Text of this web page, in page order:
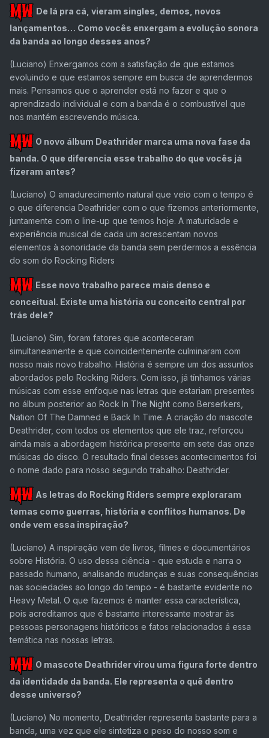
De lá pra cá, vieram singles, demos, novos
lançamentos… Como vocês enxergam a evolução sonora
da banda ao longo desses anos?
(Luciano) Enxergamos com a satisfação de que estamos
evoluindo e que estamos sempre em busca de aprendermos
mais. Pensamos que o aprender está no fazer e que o
aprendizado individual e com a banda é o combustível que
nos mantém escrevendo música.
O novo álbum Deathrider marca uma nova fase da
banda. O que diferencia esse trabalho do que vocês já
fizeram antes?
(Luciano) O amadurecimento natural que veio com o tempo é
o que diferencia Deathrider com o que fizemos anteriormente,
juntamente com o line-up que temos hoje. A maturidade e
experiência musical de cada um acrescentam novos
elementos à sonoridade da banda sem perdermos a essência
do som do Rocking Riders
Esse novo trabalho parece mais denso e
conceitual. Existe uma história ou conceito central por
trás dele?
(Luciano) Sim, foram fatores que aconteceram
simultaneamente e que coincidentemente culminaram com
nosso mais novo trabalho. História é sempre um dos assuntos
abordados pelo Rocking Riders. Com isso, já tínhamos várias
músicas com esse enfoque nas letras que estariam presentes
no álbum posterior ao Rock In The Night como Berserkers,
Nation Of The Damned e Back In Time. A criação do mascote
Deathrider, com todos os elementos que ele traz, reforçou
ainda mais a abordagem histórica presente em sete das onze
músicas do disco. O resultado final desses acontecimentos foi
o nome dado para nosso segundo trabalho: Deathrider.
As letras do Rocking Riders sempre exploraram
temas como guerras, história e conflitos humanos. De
onde vem essa inspiração?
(Luciano) A inspiração vem de livros, filmes e documentários
sobre História. O uso dessa ciência - que estuda e narra o
passado humano, analisando mudanças e suas consequências
nas sociedades ao longo do tempo - é bastante evidente no
Heavy Metal. O que fazemos é manter essa característica,
pois acreditamos que é bastante interessante mostrar às
pessoas personagens históricos e fatos relacionados á essa
temática nas nossas letras.
O mascote Deathrider virou uma figura forte dentro
da identidade da banda. Ele representa o quê dentro
desse universo?
(Luciano) No momento, Deathrider representa bastante para a
banda, uma vez que ele sintetiza o peso do nosso som e